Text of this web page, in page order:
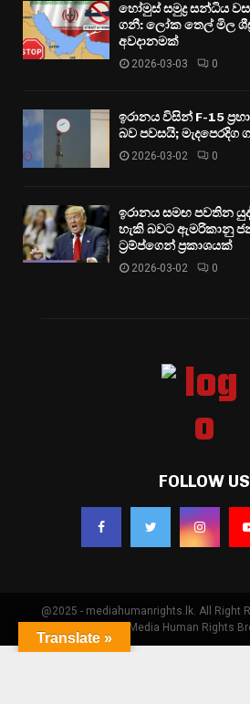
හෝමුස් සමුද්‍ර සන්ධිය
ගනී: ලෝක තෙල් මිල
අවදානමක්
2026-03-03 0
ඉරානය විසින් F-15
බව පවසයි; මැදපෙරදිග
2026-03-02 0
ඉරානය සමඟ පවතින
හැකි බවට ඇමරිකානු
ට්‍රම්ප්ගෙන් ප්‍රකාශයක්
2026-03-02 0
FOLLOW US
@2025 - mediahumanrights.lk. All Right
Developed by Media Human Rights
Translate »